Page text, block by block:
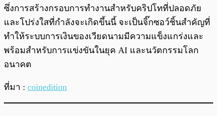
ซึ่งการสร้างกรอบการทำงานสำหรับคริปโทที่ปลอดภัย
และโปร่งใสที่กำลังจะเกิดขึ้นนี้ จะเป็นจิ๊กซอว์ชิ้นสำคัญที่
ทำให้ระบบการเงินของเวียดนามมีความแข็งแกร่งและ
พร้อมสำหรับการแข่งขันในยุค AI และนวัตกรรมโลก
อนาคต
ที่มา : coinedition